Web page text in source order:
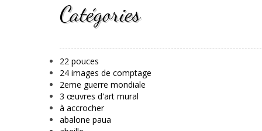
Catégories
22 pouces
24 images de comptage
2eme guerre mondiale
3 œuvres d'art mural
à accrocher
abalone paua